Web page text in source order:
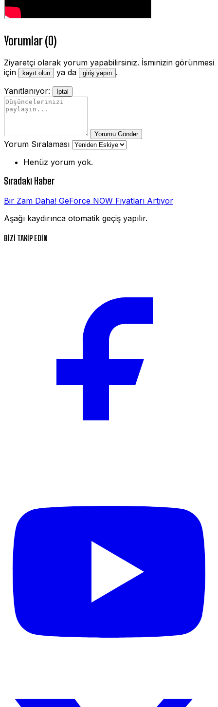
Yorumlar (0)
Ziyaretçi olarak yorum yapabilirsiniz. İsminizin görünmesi
için
kayıt olun ya da giriş yapın .
Yanıtlanıyor:
İptal
Yorumu Gönder
Yorum Sıralaması
Henüz yorum yok.
Sıradaki Haber
Bir Zam Daha! GeForce NOW Fiyatları Artıyor
Aşağı kaydırınca otomatik geçiş yapılır.
BİZİ TAKİP EDİN